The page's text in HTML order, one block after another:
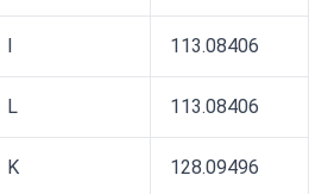
I 113.08406
L 113.08406
K 128.09496